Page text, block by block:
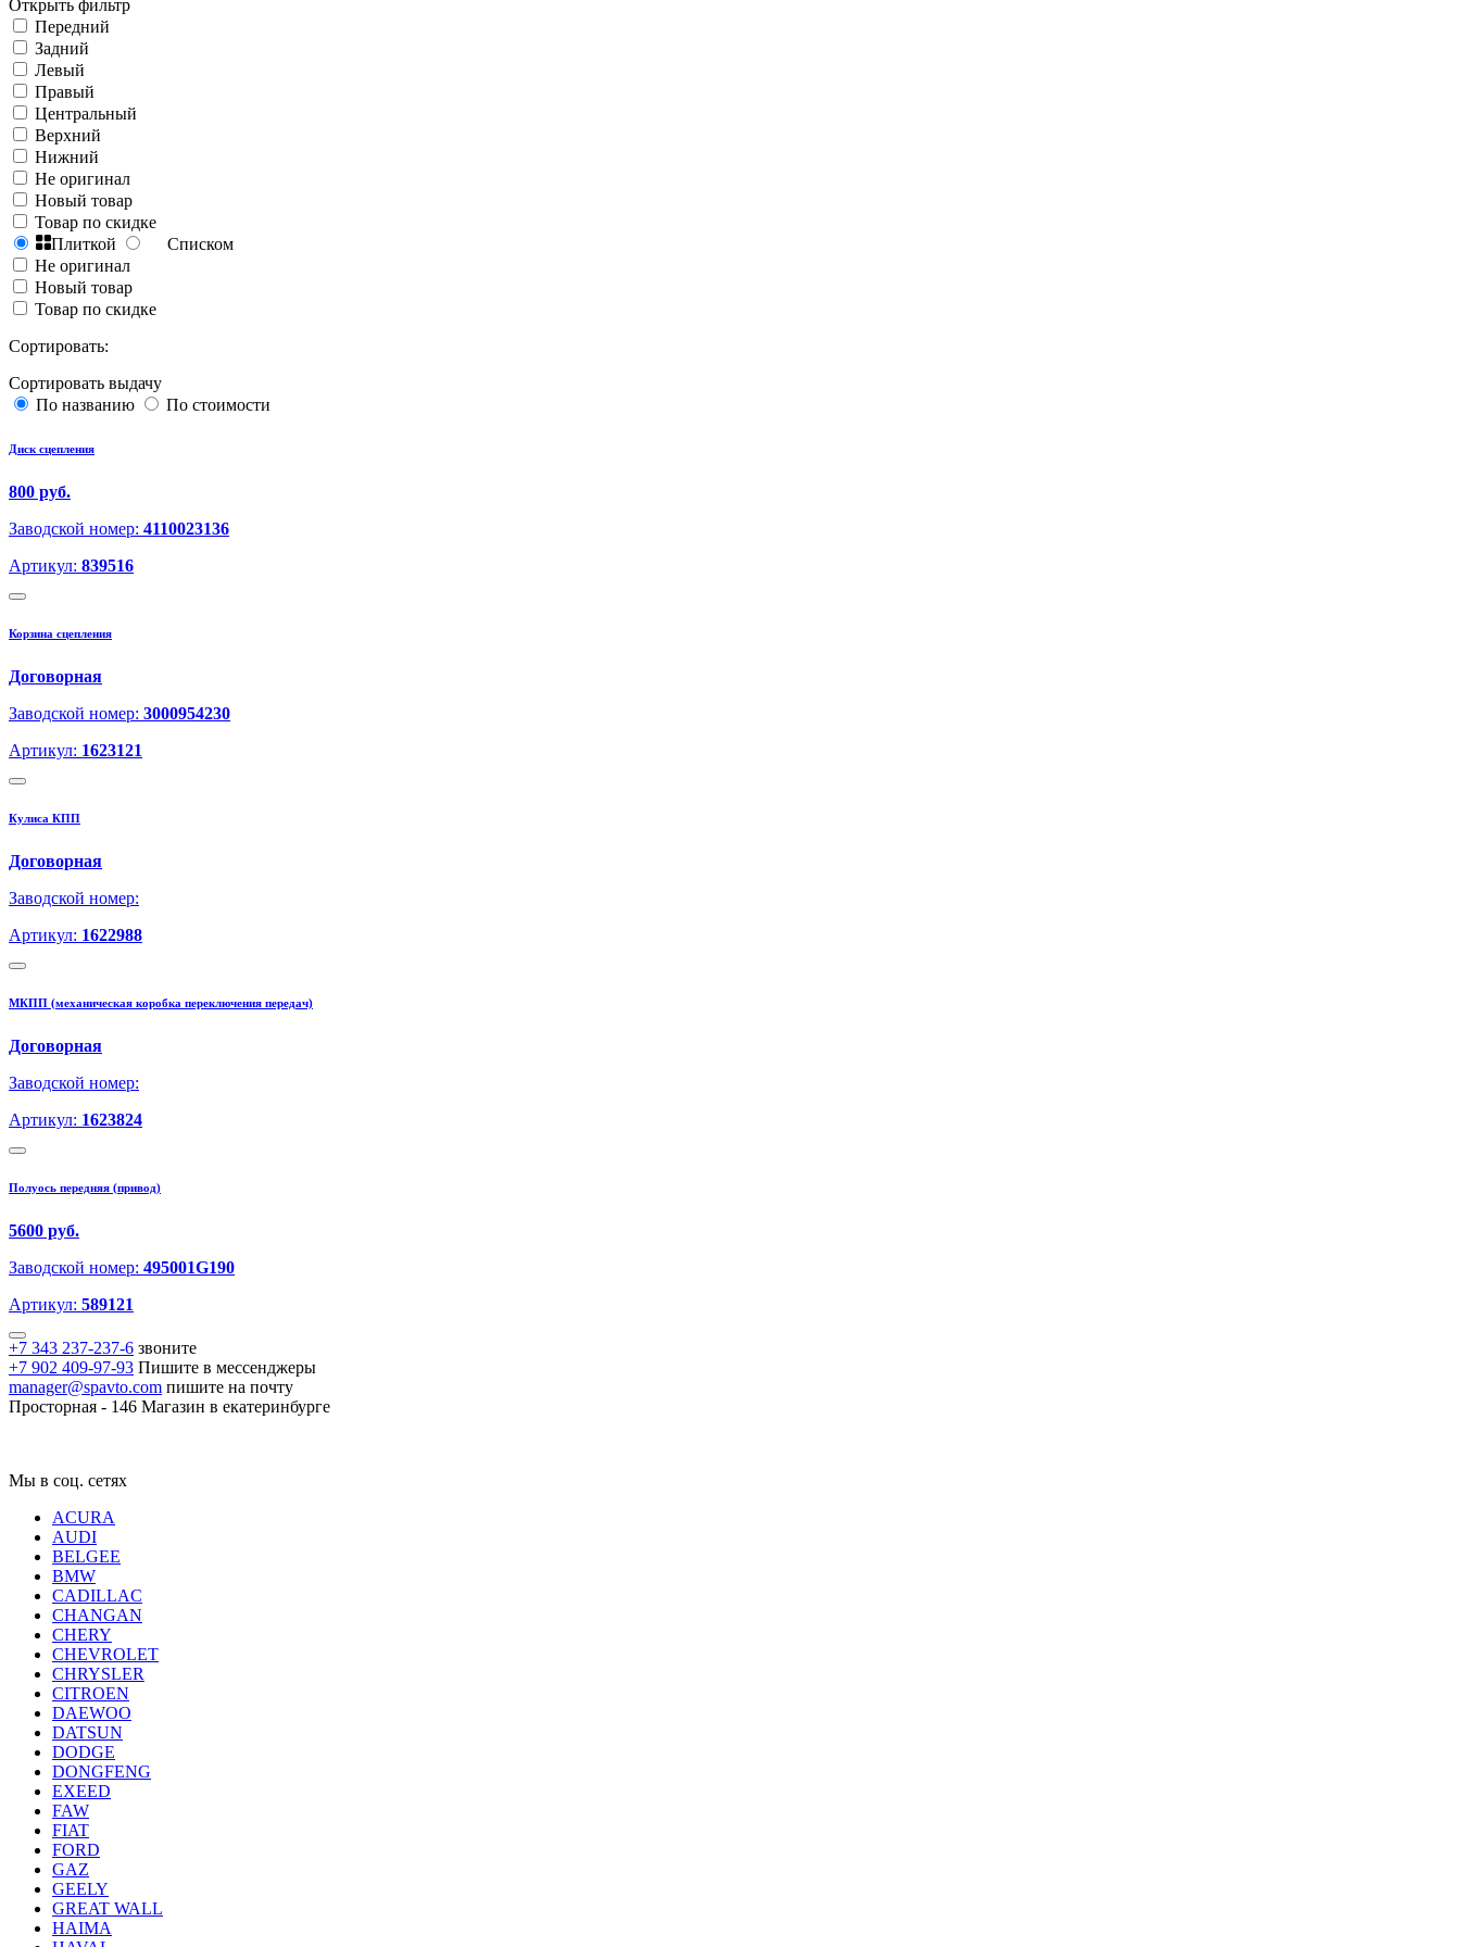
Открыть фильтр
Передний
Задний
Левый
Правый
Центральный
Верхний
Нижний
Не оригинал
Новый товар
Товар по скидке
Плиткой
Списком
Не оригинал
Новый товар
Товар по скидке
Сортировать:
Сортировать выдачу
По названию
По стоимости
Диск сцепления
800 руб.
Заводской номер: 4110023136
Артикул: 839516
Корзина сцепления
Договорная
Заводской номер: 3000954230
Артикул: 1623121
Кулиса КПП
Договорная
Заводской номер:
Артикул: 1622988
МКПП (механическая коробка переключения передач)
Договорная
Заводской номер:
Артикул: 1623824
Полуось передняя (привод)
5600 руб.
Заводской номер: 495001G190
Артикул: 589121
+7 343 237-237-6 звоните
+7 902 409-97-93 Пишите в мессенджеры
manager@spavto.com пишите на почту
Просторная - 146 Магазин в екатеринбурге
Мы в соц. сетях
ACURA
AUDI
BELGEE
BMW
CADILLAC
CHANGAN
CHERY
CHEVROLET
CHRYSLER
CITROEN
DAEWOO
DATSUN
DODGE
DONGFENG
EXEED
FAW
FIAT
FORD
GAZ
GEELY
GREAT WALL
HAIMA